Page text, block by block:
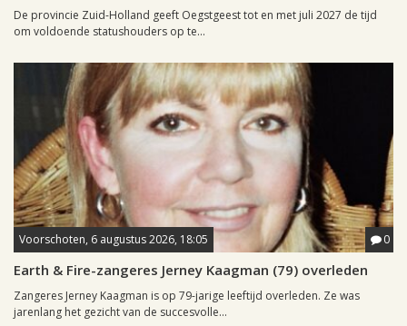
De provincie Zuid-Holland geeft Oegstgeest tot en met juli 2027 de tijd
om voldoende statushouders op te...
Voorschoten, 6 augustus 2026, 18:05 0
Earth & Fire-zangeres Jerney Kaagman (79) overleden
Zangeres Jerney Kaagman is op 79-jarige leeftijd overleden. Ze was
jarenlang het gezicht van de succesvolle...